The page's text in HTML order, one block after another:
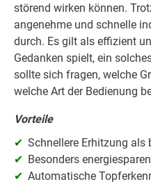
störend wirken können.
angenehme und schnelle
durch. Es gilt als effizient
Gedanken spielt, ein
sollte sich fragen, welche
welche Art der Bedienung
Vorteile
Schnellere Erhitzung als
Besonders
Automatische